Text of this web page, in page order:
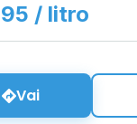
/ litro
Vai